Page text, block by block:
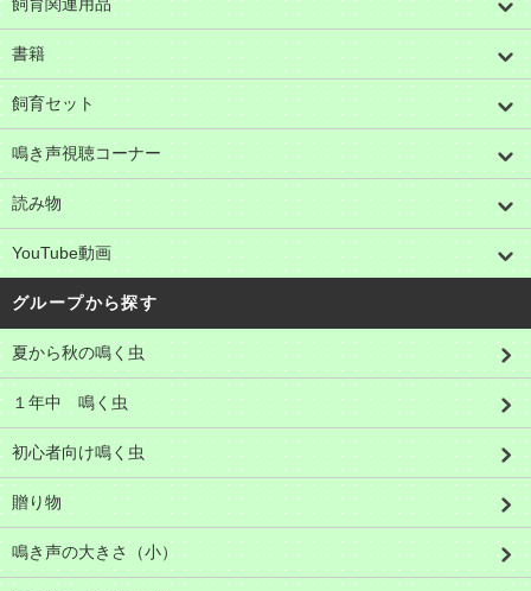
書籍
飼育セット
鳴き声視聴コーナー
読み物
YouTube動画
グループから探す
夏から秋の鳴く虫
１年中 鳴く虫
初心者向け鳴く虫
贈り物
鳴き声の大きさ（小）